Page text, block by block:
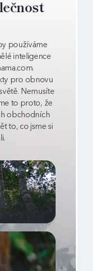
používáme
inteligence
pro obnovu
Nemusíte
to proto, že
obchodních
to, co jsme si